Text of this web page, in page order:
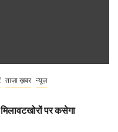
ताज़ा ख़बर न्यूज़
पर कसेगा